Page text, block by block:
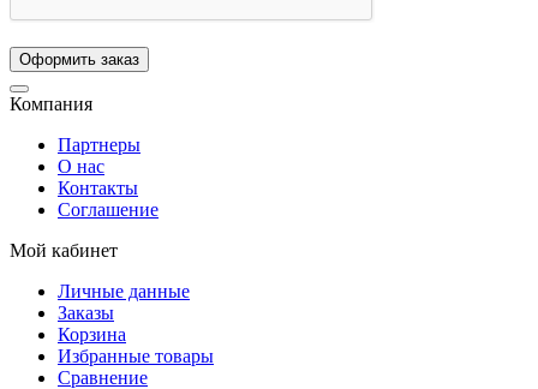
Компания
Партнеры
О нас
Контакты
Соглашение
Мой кабинет
Личные данные
Заказы
Корзина
Избранные товары
Сравнение